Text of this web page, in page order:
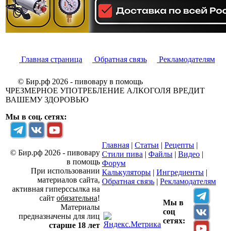
Главная страница Обратная связь Рекламодателям
© Бир.рф 2026 - пивовару в помощь
ЧРЕЗМЕРНОЕ УПОТРЕБЛЕНИЕ АЛКОГОЛЯ ВРЕДИТ
ВАШЕМУ ЗДОРОВЬЮ
Мы в соц. сетях:
© Бир.рф 2026 - пивовару
в помощь
При использовании
материалов сайта,
активная гиперссылка на
сайт обязательна!
Материалы
предназначены для лиц
старше 18 лет
Главная | Статьи | Рецепты |
Стили пива | Файлы | Видео |
Форум
Калькуляторы | Ингредиенты |
Обратная связь | Рекламодателям
Мы в
соц
сетях: